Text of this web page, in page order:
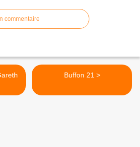
commentaire
Buffon 21 >